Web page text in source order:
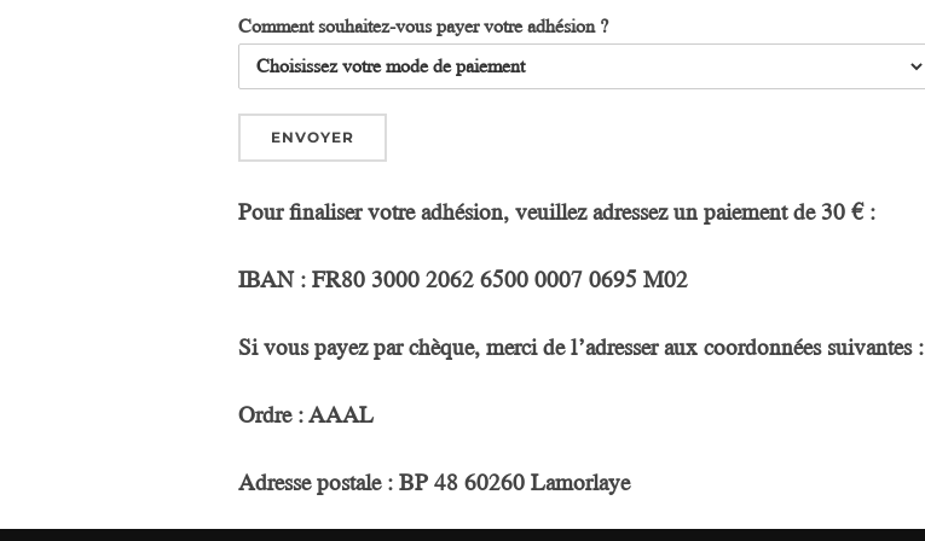
Comment souhaitez-vous payer votre adhésion ?
ENVOYER
Pour finaliser votre adhésion, veuillez adressez un paiement de30 €:
IBAN : FR80 3000 2062 6500 0007 0695 M02
Si vous payez par chèque, merci de l’adresser aux coordonnées suivantes :
Ordre : AAAL
Adresse postale : BP 48 60260 Lamorlaye